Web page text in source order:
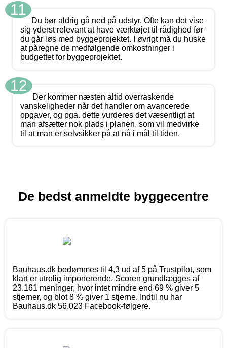
11
Du bør aldrig gå ned på udstyr. Ofte kan det vise
sig yderst relevant at have værktøjet til rådighed før
du går løs med byggeprojektet. I øvrigt må du huske
at påregne de medfølgende omkostninger i
budgettet for byggeprojektet.
12
Der kommer næsten altid overraskende
vanskeligheder når det handler om avancerede
opgaver, og pga. dette vurderes det væsentligt at
man afsætter nok plads i planen, som vil medvirke
til at man er selvsikker på at nå i mål til tiden.
De bedst anmeldte byggecentre
Bauhaus.dk bedømmes til 4,3 ud af 5 på Trustpilot, som
klart er utrolig imponerende. Scoren grundlægges af
23.161 meninger, hvor intet mindre end 69 % giver 5
stjerner, og blot 8 % giver 1 stjerne. Indtil nu har
Bauhaus.dk 56.023 Facebook-følgere.